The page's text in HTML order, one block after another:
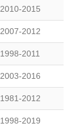
2010-2015
2007-2012
1998-2011
2003-2016
1981-2012
1998-2019